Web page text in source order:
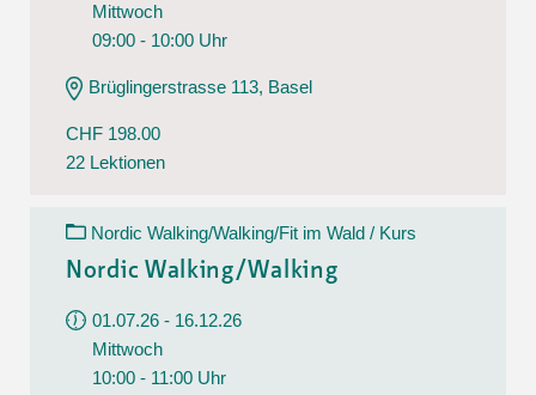
Mittwoch
09:00 - 10:00 Uhr
Brüglingerstrasse 113, Basel
CHF 198.00
22 Lektionen
Nordic Walking/Walking/Fit im Wald / Kurs
Nordic Walking/Walking
01.07.26 - 16.12.26
Mittwoch
10:00 - 11:00 Uhr